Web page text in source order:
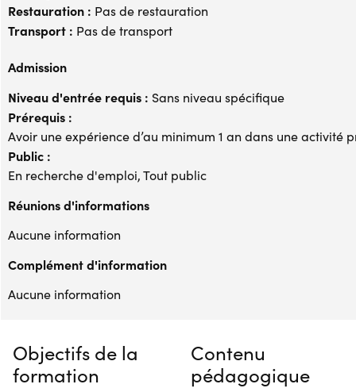
Restauration : Pas de restauration
Transport : Pas de transport
Admission
Niveau d'entrée requis : Sans niveau spécifique
Prérequis :
Avoir une expérience d’au minimum 1 an dans une
Public :
En recherche d'emploi, Tout public
Réunions d'informations
Aucune information
Complément d'information
Aucune information
Objectifs de la
formation
Contenu
pédagogique